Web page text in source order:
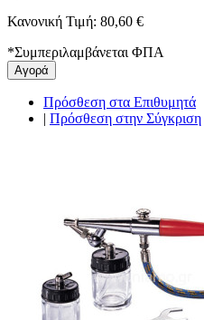
Κανονική Τιμή: 80,60 €
*Συμπεριλαμβάνεται ΦΠΑ
Αγορά
Πρόσθεση στα Επιθυμητά
| Πρόσθεση στην Σύγκριση